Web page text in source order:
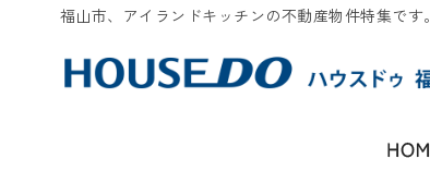
福山市、アイランドキッチンの不動産物件特集です。